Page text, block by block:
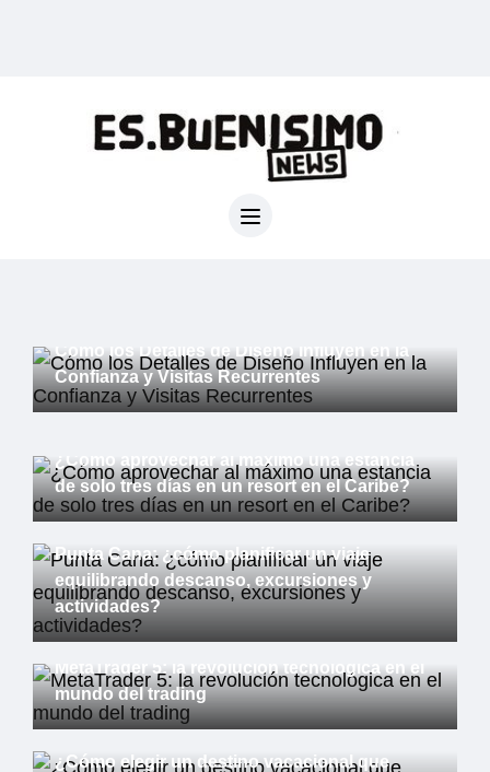
Cómo los Detalles de Diseño Influyen en la
Confianza y Visitas Recurrentes
¿Cómo aprovechar al máximo una estancia
de solo tres días en un resort en el Caribe?
Internet
Punta Cana: ¿cómo planificar un viaje
equilibrando descanso, excursiones y
actividades?
Internet
MetaTrader 5: la revolución tecnológica en el
mundo del trading
Internet
¿Cómo elegir un destino vacacional que